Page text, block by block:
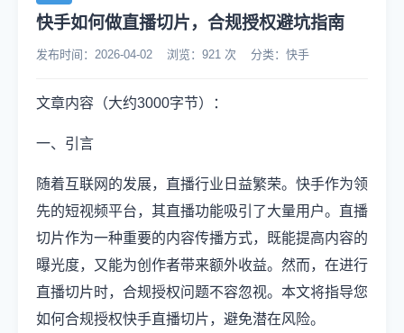
快手如何做直播切片，合规授权避坑指南
发布时间：2026-04-02 浏览：921 次 分类：快手
文章内容（大约3000字节）：
一、引言
随着互联网的发展，直播行业日益繁荣。快手作为领
先的短视频平台，其直播功能吸引了大量用户。直播
切片作为一种重要的内容传播方式，既能提高内容的
曝光度，又能为创作者带来额外收益。然而，在进行
直播切片时，合规授权问题不容忽视。本文将指导您
如何合规授权快手直播切片，避免潜在风险。